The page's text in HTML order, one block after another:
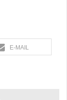
E-MAIL